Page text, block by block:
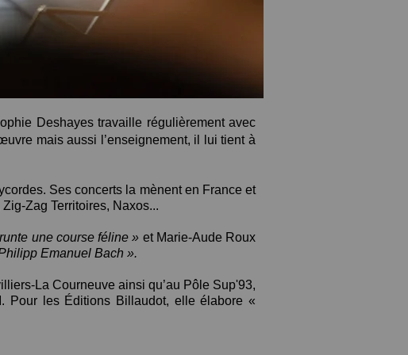
Deshayes travaille régulièrement avec
mais aussi l’enseignement, il lui tient à
Ses concerts la mènent en France et
Zag Territoires, Naxos...
une course féline » et Marie-Aude Roux
Emanuel Bach ».
La Courneuve ainsi qu’au Pôle Sup'93,
Pour les Éditions Billaudot, elle élabore «